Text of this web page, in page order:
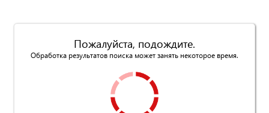
Пожалуйста, подождите.
Обработка результатов поиска может занять некоторое время.